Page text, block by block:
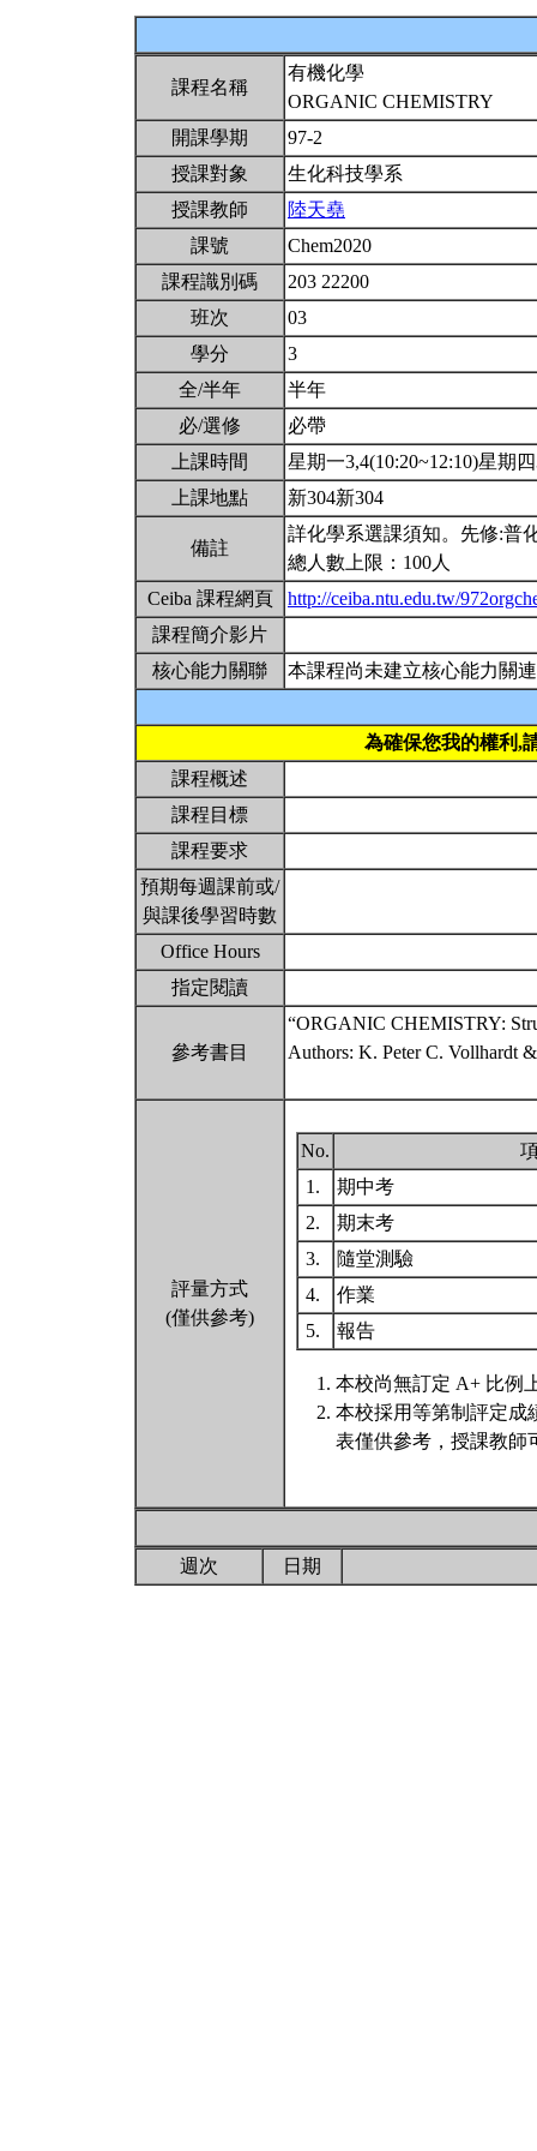
課程名稱
有機化學
ORGANIC CHEMISTRY
開課學期
97-2
授課對象
生化科技學系
授課教師
陸天堯
課號
Chem2020
課程識別碼
203 22200
班次
03
學分
3
全/半年
半年
必/選修
必帶
上課時間
星期一3,4(10:20~12:10)星期
上課地點
新304新304
備註
詳化學系選課須知。先修:普
總人數上限：100人
Ceiba 課程網頁
http://ceiba.ntu.edu.tw/
課程簡介影片
核心能力關聯
本課程尚未建立核心能力關連
為確保您我的權利,
課程概述
課程目標
課程要求
預期每週課前或/
與課後學習時數
Office Hours
指定閱讀
參考書目
“ORGANIC CHEMISTRY:
Authors: K. Peter C. Vollhardt
評量方式
(僅供參考)
No.
1.
期中考
2.
期末考
3.
隨堂測驗
4.
作業
5.
報告
本校尚無訂定 A+ 比例
本校採用等第制評定成
表僅供參考，授課教師
週次 日期